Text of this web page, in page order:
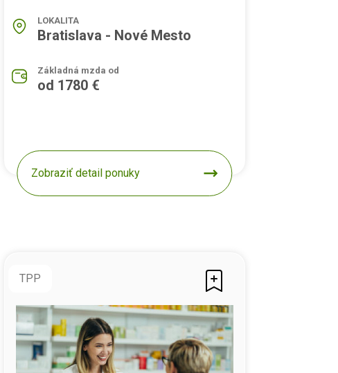
LOKALITA
Bratislava - Nové Mesto
Základná mzda od
od 1780 €
Zobraziť detail ponuky
TPP